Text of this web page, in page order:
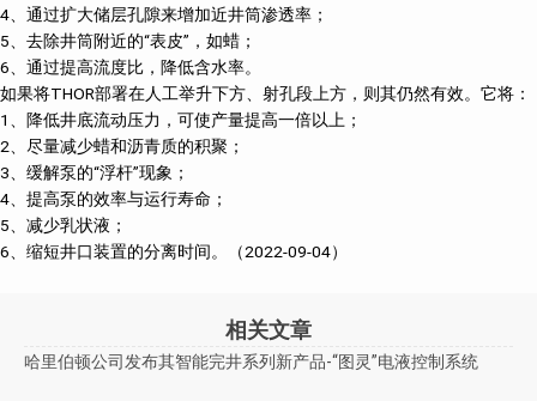
4、通过扩大储层孔隙来增加近井筒渗透率；
5、去除井筒附近的“表皮”，如蜡；
6、通过提高流度比，降低含水率。
如果将THOR部署在人工举升下方、射孔段上方，则其仍然有效。它将：
1、降低井底流动压力，可使产量提高一倍以上；
2、尽量减少蜡和沥青质的积聚；
3、缓解泵的“浮杆”现象；
4、提高泵的效率与运行寿命；
5、减少乳状液；
6、缩短井口装置的分离时间。（2022-09-04）
相关文章
哈里伯顿公司发布其智能完井系列新产品-“图灵”电液控制系统